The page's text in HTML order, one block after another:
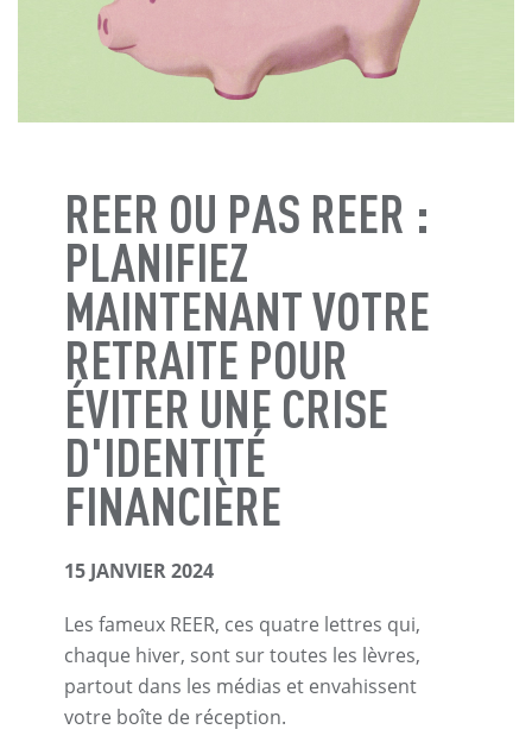
REER OU PAS REER :
PLANIFIEZ
MAINTENANT VOTRE
RETRAITE POUR
ÉVITER UNE CRISE
D'IDENTITÉ
FINANCIÈRE
15 JANVIER 2024
Les fameux REER, ces quatre lettres qui,
chaque hiver, sont sur toutes les lèvres,
partout dans les médias et envahissent
votre boîte de réception.